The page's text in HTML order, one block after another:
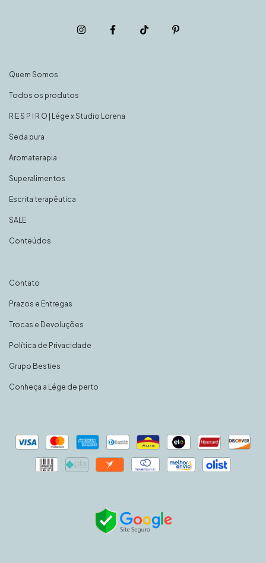
Quem Somos
Todos os produtos
R E S P I R O | Lége x Studio Lorena
Seda pura
Aromaterapia
Superalimentos
Escrita terapêutica
SALE
Conteúdos
Contato
Prazos e Entregas
Trocas e Devoluções
Política de Privacidade
Grupo Besties
Conheça a Lége de perto